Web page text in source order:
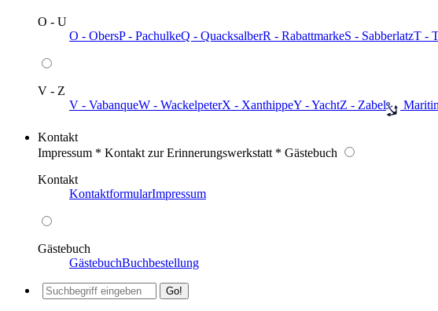
O - U
O - ObersP - PachulkeQ - QuacksalberR - RabattmarkeS - SabberlatzT -
V - Z
V - VabanqueW - WackelpeterX - XanthippeY - YachtZ - Zabel
Kontakt
Impressum * Kontakt zur Erinnerungswerkstatt * Gästebuch
Kontakt
KontaktformularImpressum
Gästebuch
GästebuchBuchbestellung